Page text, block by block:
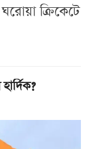
ক্রিকেটে